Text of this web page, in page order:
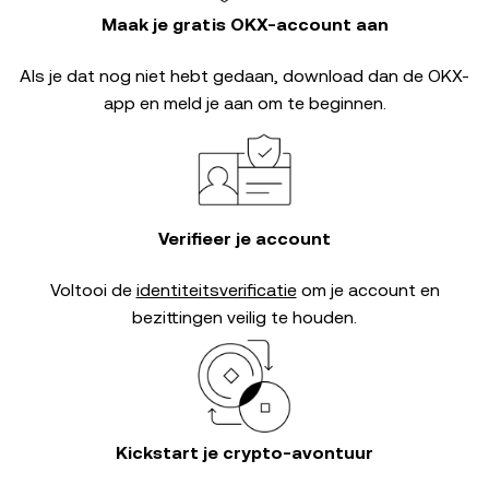
Maak je gratis OKX-account aan
Als je dat nog niet hebt gedaan, download dan de OKX-
app en meld je aan om te beginnen.
Verifieer je account
Voltooi de identiteitsverificatieom je account en
bezittingen veilig te houden.
Kickstart je crypto-avontuur